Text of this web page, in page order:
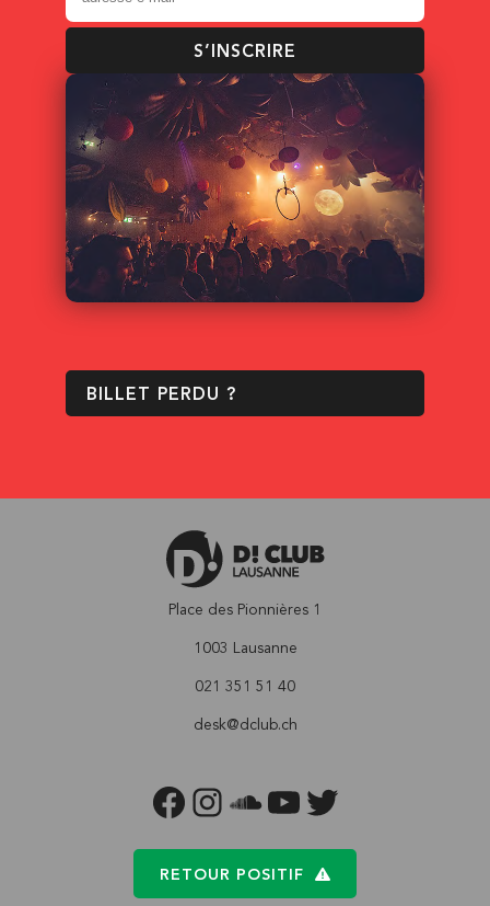
S’INSCRIRE
BILLET PERDU ?
Place des Pionnières 1
1003 Lausanne
021 351 51 40
desk@dclub.ch
FACEBOOKINSTAGRAM
SOUNDCLOUD
YOUTUBETWITTER
RETOUR POSITIF